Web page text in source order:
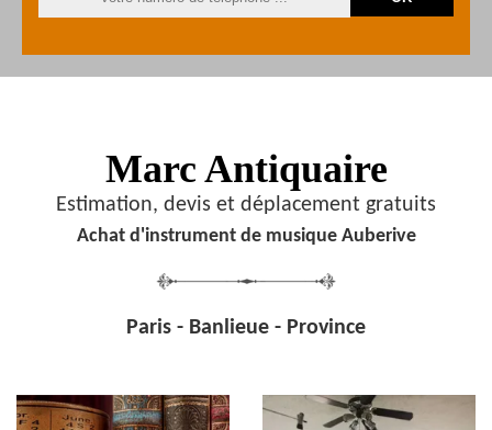
Marc Antiquaire
Estimation, devis et déplacement gratuits
Achat d'instrument de musique Auberive
Paris - Banlieue - Province